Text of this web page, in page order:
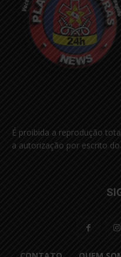
É proibida a reprodução
a autorização por escrito